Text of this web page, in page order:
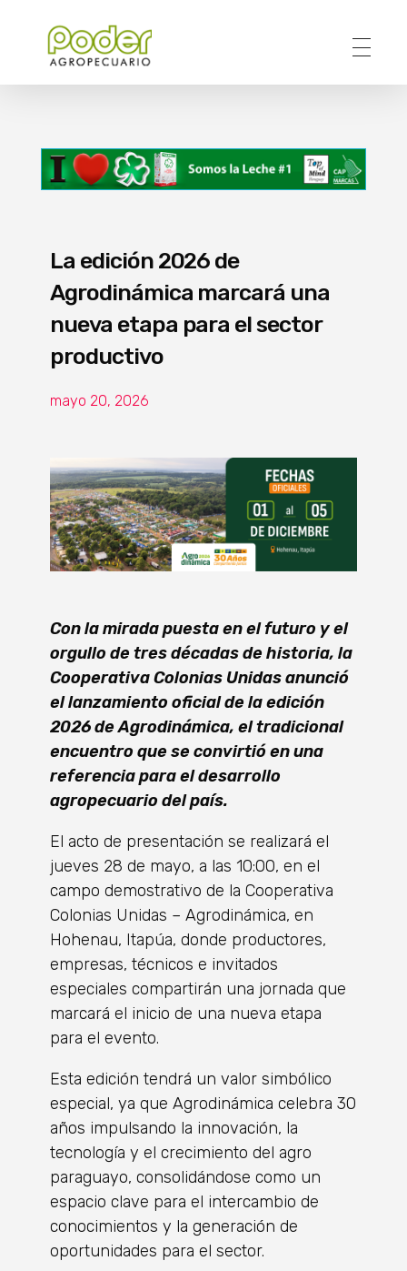
La edición 2026 de
Agrodinámica marcará una
nueva etapa para el sector
productivo
mayo 20, 2026
Con la mirada puesta en el futuro y el
orgullo de tres décadas de historia, la
Cooperativa Colonias Unidas anunció
el lanzamiento oficial de la edición
2026 de Agrodinámica, el tradicional
encuentro que se convirtió en una
referencia para el desarrollo
agropecuario del país.
El acto de presentación se realizará el
jueves 28 de mayo, a las 10:00, en el
campo demostrativo de la Cooperativa
Colonias Unidas – Agrodinámica, en
Hohenau, Itapúa, donde productores,
empresas, técnicos e invitados
especiales compartirán una jornada que
marcará el inicio de una nueva etapa
para el evento.
Esta edición tendrá un valor simbólico
especial, ya que Agrodinámica celebra 30
años impulsando la innovación, la
tecnología y el crecimiento del agro
paraguayo, consolidándose como un
espacio clave para el intercambio de
conocimientos y la generación de
oportunidades para el sector.